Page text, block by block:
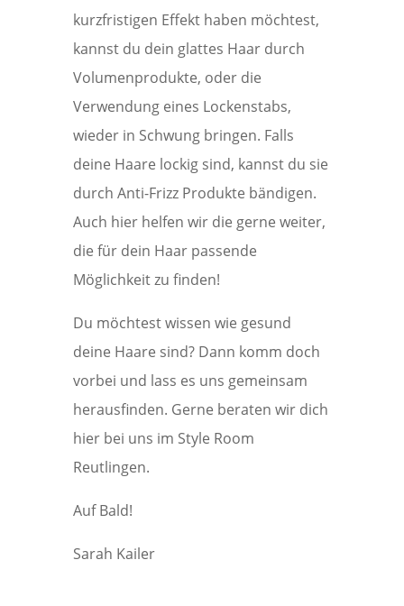
kurzfristigen Effekt haben möchtest,
kannst du dein glattes Haar durch
Volumenprodukte, oder die
Verwendung eines Lockenstabs,
wieder in Schwung bringen. Falls
deine Haare lockig sind, kannst du sie
durch Anti-Frizz Produkte bändigen.
Auch hier helfen wir die gerne weiter,
die für dein Haar passende
Möglichkeit zu finden!
Du möchtest wissen wie gesund
deine Haare sind? Dann komm doch
vorbei und lass es uns gemeinsam
herausfinden. Gerne beraten wir dich
hier bei uns im Style Room
Reutlingen.
Auf Bald!
Sarah Kailer